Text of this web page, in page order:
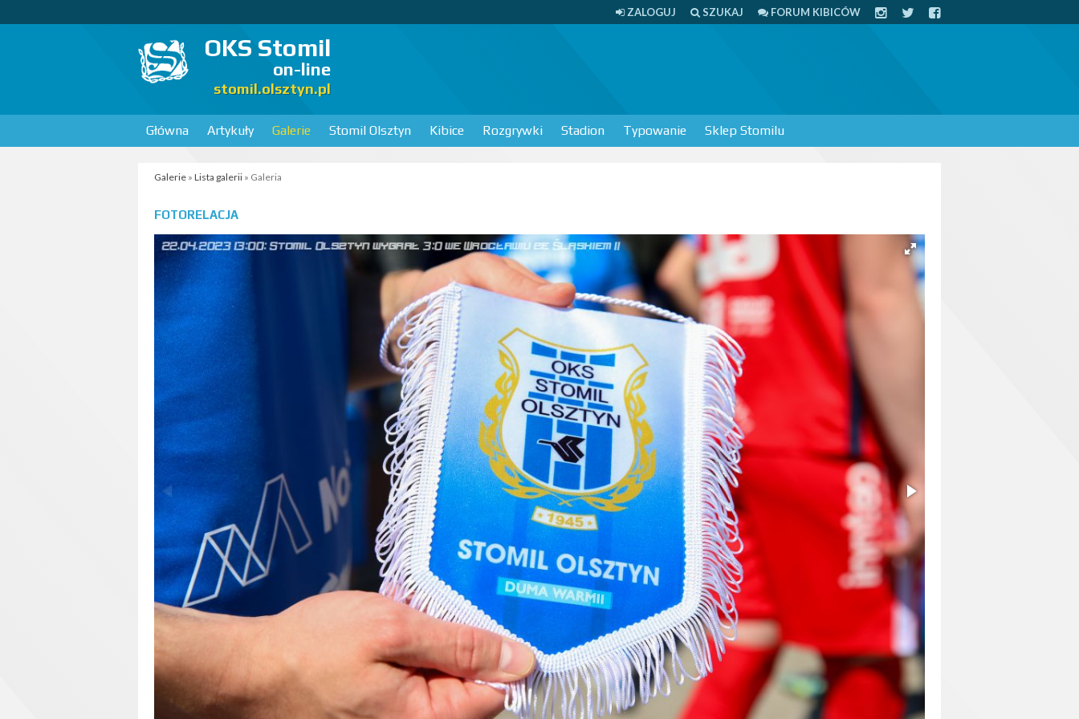
ZALOGUJ SZUKAJ FORUM KIBICÓW
OKS Stomil
on-line
stomil.olsztyn.pl
Główna Artykuły Galerie Stomil Olsztyn Kibice Rozgrywki Stadion Typowanie Sklep Stomilu
Galerie » Lista galerii » Galeria
FOTORELACJA